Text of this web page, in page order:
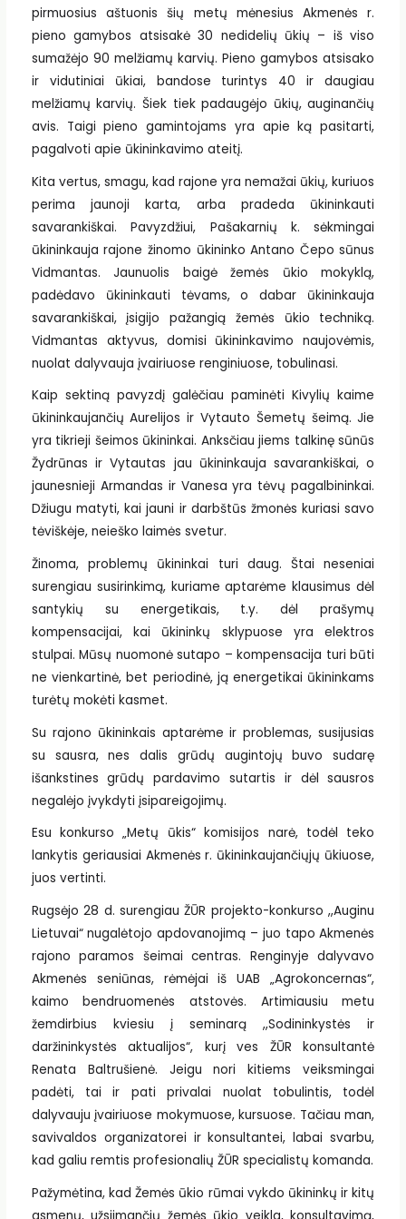
pirmuosius aštuonis šių metų mėnesius Akmenės r.
pieno gamybos atsisakė 30 nedidelių ūkių – iš viso
sumažėjo 90 melžiamų karvių. Pieno gamybos atsisako
ir vidutiniai ūkiai, bandose turintys 40 ir daugiau
melžiamų karvių. Šiek tiek padaugėjo ūkių, auginančių
avis. Taigi pieno gamintojams yra apie ką pasitarti,
pagalvoti apie ūkininkavimo ateitį.
Kita vertus, smagu, kad rajone yra nemažai ūkių, kuriuos
perima jaunoji karta, arba pradeda ūkininkauti
savarankiškai. Pavyzdžiui, Pašakarnių k. sėkmingai
ūkininkauja rajone žinomo ūkininko Antano Čepo sūnus
Vidmantas. Jaunuolis baigė žemės ūkio mokyklą,
padėdavo ūkininkauti tėvams, o dabar ūkininkauja
savarankiškai, įsigijo pažangią žemės ūkio techniką.
Vidmantas aktyvus, domisi ūkininkavimo naujovėmis,
nuolat dalyvauja įvairiuose renginiuose, tobulinasi.
Kaip sektiną pavyzdį galėčiau paminėti Kivylių kaime
ūkininkaujančių Aurelijos ir Vytauto Šemetų šeimą. Jie
yra tikrieji šeimos ūkininkai. Anksčiau jiems talkinę sūnūs
Žydrūnas ir Vytautas jau ūkininkauja savarankiškai, o
jaunesnieji Armandas ir Vanesa yra tėvų pagalbininkai.
Džiugu matyti, kai jauni ir darbštūs žmonės kuriasi savo
tėviškėje, neieško laimės svetur.
Žinoma, problemų ūkininkai turi daug. Štai neseniai
surengiau susirinkimą, kuriame aptarėme klausimus dėl
santykių su energetikais, t.y. dėl prašymų
kompensacijai, kai ūkininkų sklypuose yra elektros
stulpai. Mūsų nuomonė sutapo – kompensacija turi būti
ne vienkartinė, bet periodinė, ją energetikai ūkininkams
turėtų mokėti kasmet.
Su rajono ūkininkais aptarėme ir problemas, susijusias
su sausra, nes dalis grūdų augintojų buvo sudarę
išankstines grūdų pardavimo sutartis ir dėl sausros
negalėjo įvykdyti įsipareigojimų.
Esu konkurso „Metų ūkis“ komisijos narė, todėl teko
lankytis geriausiai Akmenės r. ūkininkaujančiųjų ūkiuose,
juos vertinti.
Rugsėjo 28 d. surengiau ŽŪR projekto-konkurso ,,Auginu
Lietuvai“ nugalėtojo apdovanojimą – juo tapo Akmenės
rajono paramos šeimai centras. Renginyje dalyvavo
Akmenės seniūnas, rėmėjai iš UAB „Agrokoncernas“,
kaimo bendruomenės atstovės. Artimiausiu metu
žemdirbius kviesiu į seminarą ,,Sodininkystės ir
daržininkystės aktualijos“, kurį ves ŽŪR konsultantė
Renata Baltrušienė. Jeigu nori kitiems veiksmingai
padėti, tai ir pati privalai nuolat tobulintis, todėl
dalyvauju įvairiuose mokymuose, kursuose. Tačiau man,
savivaldos organizatorei ir konsultantei, labai svarbu,
kad galiu remtis profesionalių ŽŪR specialistų komanda.
Pažymėtina, kad Žemės ūkio rūmai vykdo ūkininkų ir kitų
asmenų, užsiimančių žemės ūkio veikla, konsultavimą,